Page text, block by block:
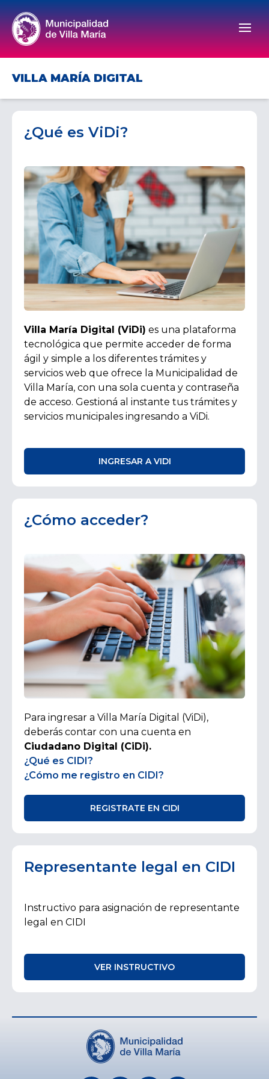
VILLA MARÍA DIGITAL
¿Qué es ViDi?
Villa María Digital (ViDi) es una plataforma
tecnológica que permite acceder de forma
ágil y simple a los diferentes trámites y
servicios web que ofrece la Municipalidad de
Villa María, con una sola cuenta y contraseña
de acceso. Gestioná al instante tus trámites y
servicios municipales ingresando a ViDi.
INGRESAR A VIDI
¿Cómo acceder?
Para ingresar a Villa María Digital (ViDi),
deberás contar con una cuenta en
Ciudadano Digital (CiDi).
¿Qué es CIDI?
¿Cómo me registro en CIDI?
REGISTRATE EN CIDI
Representante legal en CIDI
Instructivo para asignación de representante
legal en CIDI
VER INSTRUCTIVO